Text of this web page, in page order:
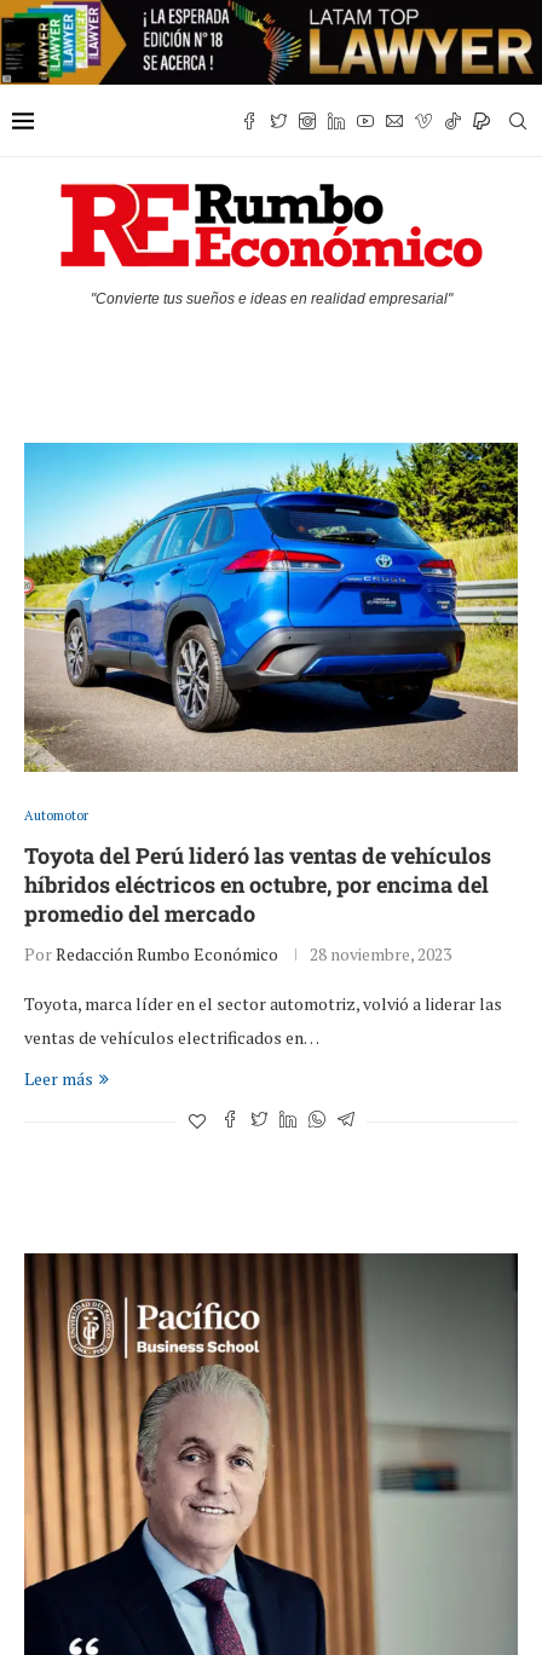
"Convierte tus sueños e ideas en realidad empresarial"
Automotor
Toyota del Perú lideró las ventas de vehículos
híbridos eléctricos en octubre, por encima del
promedio del mercado
PorRedacción Rumbo Económico 28 noviembre, 2023
Toyota, marca líder en el sector automotriz, volvió a liderar las
ventas de vehículos electrificados en…
Leer más